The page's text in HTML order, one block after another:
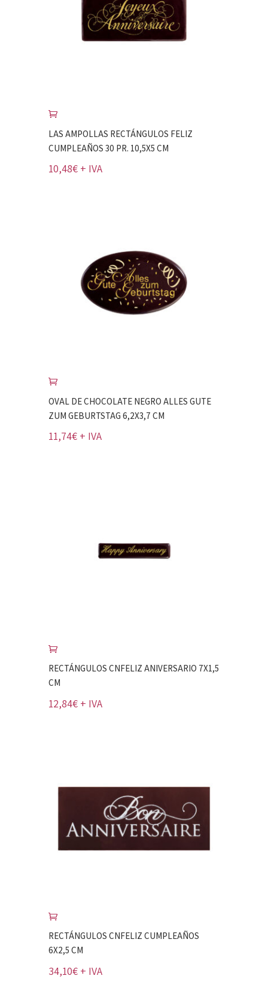
LAS AMPOLLAS RECTÁNGULOS FELIZ
CUMPLEAÑOS 30 PR. 10,5X5 CM
10,48€ + IVA
OVAL DE CHOCOLATE NEGRO ALLES GUTE
ZUM GEBURTSTAG 6,2X3,7 CM
11,74€ + IVA
RECTÁNGULOS CNFELIZ ANIVERSARIO 7X1,5
CM
12,84€ + IVA
RECTÁNGULOS CNFELIZ CUMPLEAÑOS
6X2,5 CM
34,10€ + IVA